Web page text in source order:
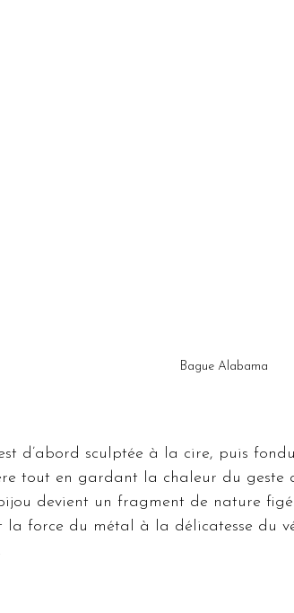
Bague Alabama
d’abord sculptée à la cire, puis
tout en gardant la chaleur du geste
devient un fragment de nature
la force du métal à la délicatesse du